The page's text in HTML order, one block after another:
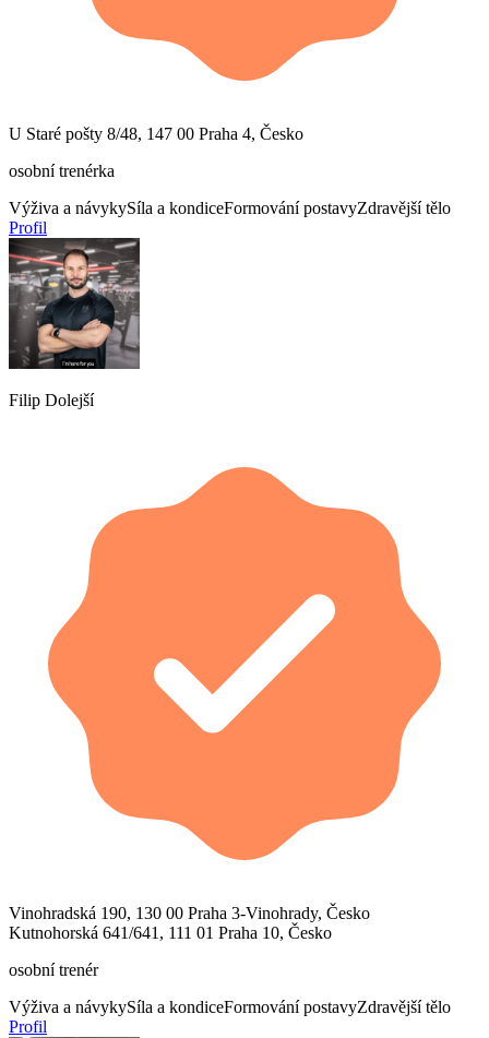
U Staré pošty 8/48, 147 00 Praha 4, Česko
osobní trenérka
Výživa a návykySíla a kondiceFormování postavyZdravější tělo
Profil
Filip Dolejší
Vinohradská 190, 130 00 Praha 3-Vinohrady, Česko
Kutnohorská 641/641, 111 01 Praha 10, Česko
osobní trenér
Výživa a návykySíla a kondiceFormování postavyZdravější tělo
Profil